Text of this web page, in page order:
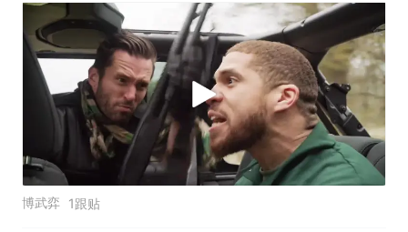
博武弈 1跟贴